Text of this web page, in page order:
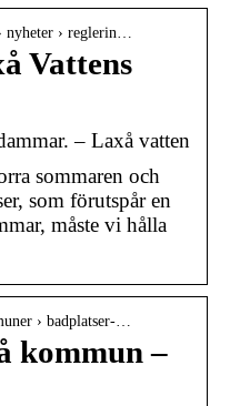
nyheter › reglerin…
Vattens
– Laxå vatten
sommaren och
som förutspår en
måste vi hålla
› badplatser-…
kommun –